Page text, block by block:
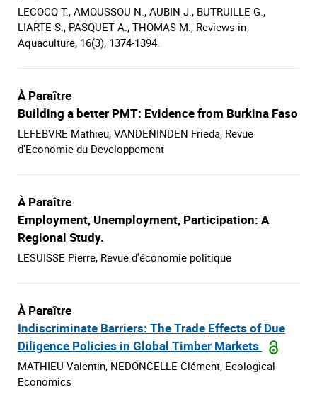
LECOCQ T., AMOUSSOU N., AUBIN J., BUTRUILLE G.,
LIARTE S., PASQUET A., THOMAS M., Reviews in
Aquaculture, 16(3), 1374-1394.
À Paraître
Building a better PMT: Evidence from Burkina Faso
LEFEBVRE Mathieu, VANDENINDEN Frieda, Revue
d'Economie du Developpement
À Paraître
Employment, Unemployment, Participation: A
Regional Study.
LESUISSE Pierre, Revue d'économie politique
À Paraître
Indiscriminate Barriers: The Trade Effects of Due
Diligence Policies in Global Timber Markets
MATHIEU Valentin, NEDONCELLE Clément, Ecological
Economics